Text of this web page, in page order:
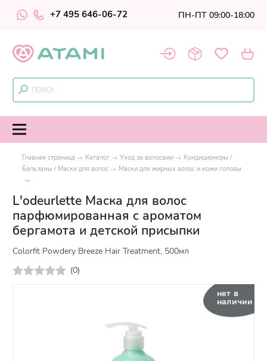
+7 495 646-06-72 ПН-ПТ 09:00-18:00
Главная страница Каталог Уход за волосами
Кондиционеры /
Бальзамы / Маски для волос
Маски для жирных волос и кожи головы
L'odeurlette Маска для волос
парфюмированная c ароматом
бергамота и детской присыпки
Colorfit Powdery Breeze Hair Treatment, 500мл
(0)
нет в
наличии